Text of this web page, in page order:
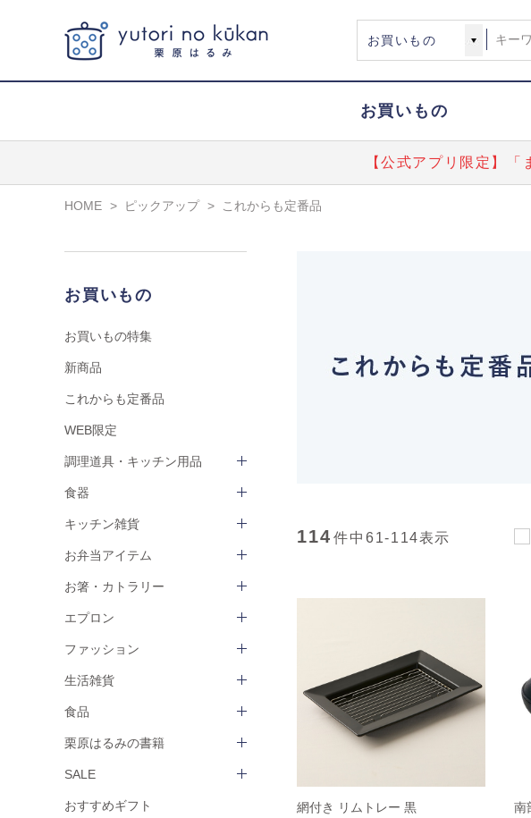
お買いもの
【公式アプリ限定】
HOME > ピックアップ > これからも定番品
お買いもの
お買いもの特集
新商品
これからも定番品
WEB限定
調理道具・キッチン用品
食器
キッチン雑貨
お弁当アイテム
お箸・カトラリー
エプロン
ファッション
生活雑貨
食品
栗原はるみの書籍
SALE
おすすめギフト
114 件中 61-114表示
網付き リムトレー 黒
南